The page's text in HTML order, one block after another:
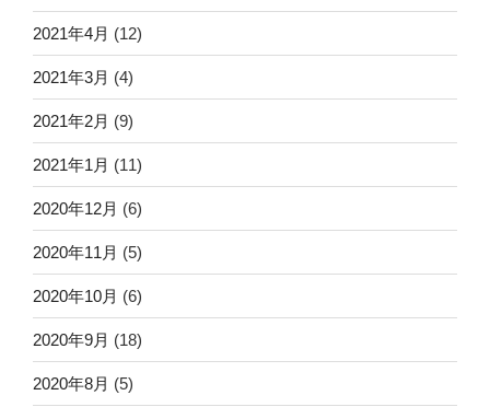
2021年4月 (12)
2021年3月 (4)
2021年2月 (9)
2021年1月 (11)
2020年12月 (6)
2020年11月 (5)
2020年10月 (6)
2020年9月 (18)
2020年8月 (5)